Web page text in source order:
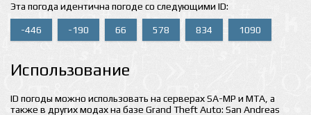
Эта погода идентична погоде со следующими ID:
-446 -190 66 578 834 1090
Использование
ID погоды можно использовать на серверах SA-MP и MTA, а
также в других модах на базе Grand Theft Auto: San Andreas